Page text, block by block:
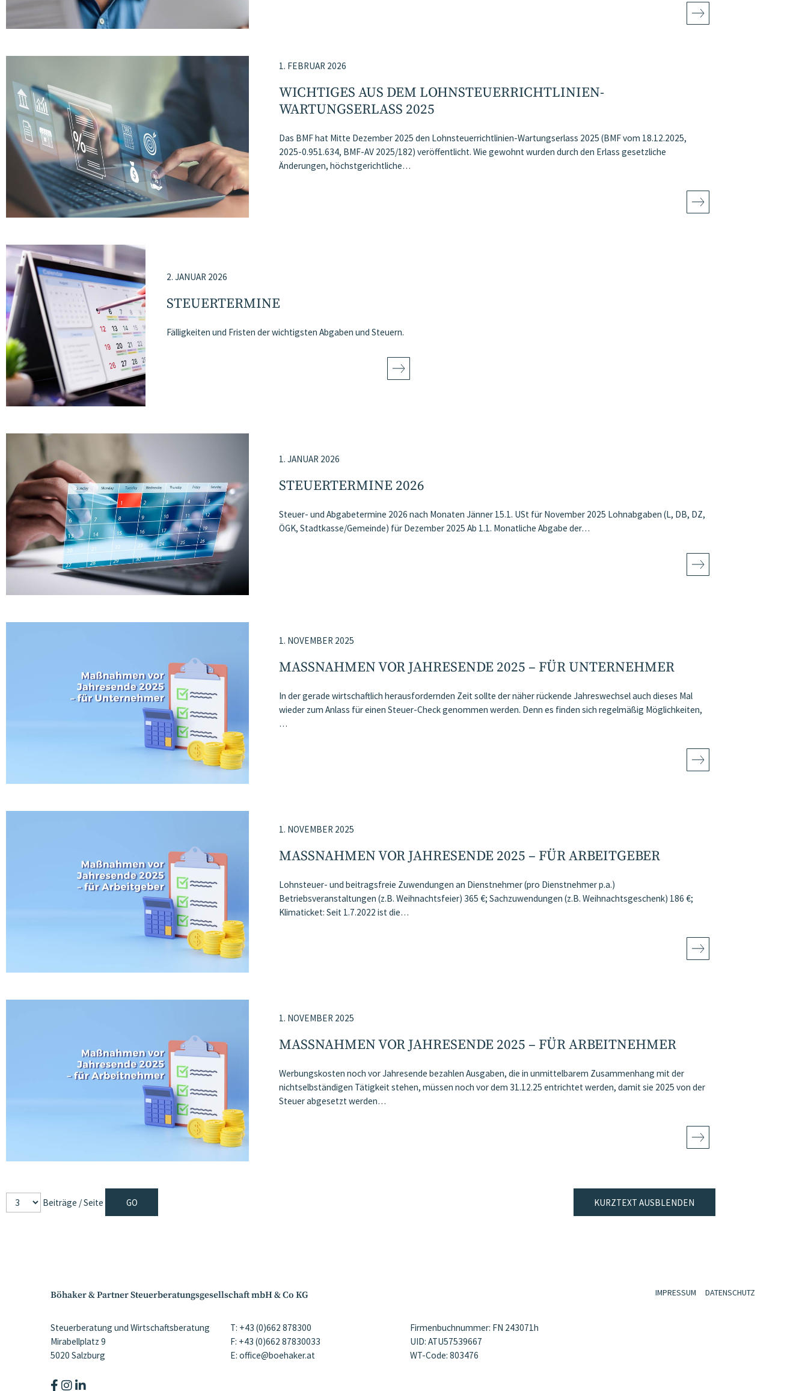
1. FEBRUAR 2026
WICHTIGES AUS DEM LOHNSTEUERRICHTLINIEN-
WARTUNGSERLASS 2025
Das BMF hat Mitte Dezember 2025 den Lohnsteuerrichtlinien-Wartungserlass 2025 (BMF vom 18.12.2025,
2025-0.951.634, BMF-AV 2025/182) veröffentlicht. Wie gewohnt wurden durch den Erlass gesetzliche
Änderungen, höchstgerichtliche…
2. JANUAR 2026
STEUERTERMINE
Fälligkeiten und Fristen der wichtigsten Abgaben und Steuern.
1. JANUAR 2026
STEUERTERMINE 2026
Steuer- und Abgabetermine 2026 nach Monaten Jänner 15.1. USt für November 2025 Lohnabgaben (L, DB, DZ,
ÖGK, Stadtkasse/Gemeinde) für Dezember 2025 Ab 1.1. Monatliche Abgabe der…
1. NOVEMBER 2025
MASSNAHMEN VOR JAHRESENDE 2025 – FÜR UNTERNEHMER
In der gerade wirtschaftlich herausfordernden Zeit sollte der näher rückende Jahreswechsel auch dieses Mal
wieder zum Anlass für einen Steuer-Check genommen werden. Denn es finden sich regelmäßig Möglichkeiten,
…
1. NOVEMBER 2025
MASSNAHMEN VOR JAHRESENDE 2025 – FÜR ARBEITGEBER
Lohnsteuer- und beitragsfreie Zuwendungen an Dienstnehmer (pro Dienstnehmer p.a.)
Betriebsveranstaltungen (z.B. Weihnachtsfeier) 365 €; Sachzuwendungen (z.B. Weihnachtsgeschenk) 186 €;
Klimaticket: Seit 1.7.2022 ist die…
1. NOVEMBER 2025
MASSNAHMEN VOR JAHRESENDE 2025 – FÜR ARBEITNEHMER
Werbungskosten noch vor Jahresende bezahlen Ausgaben, die in unmittelbarem Zusammenhang mit der
nichtselbständigen Tätigkeit stehen, müssen noch vor dem 31.12.25 entrichtet werden, damit sie 2025 von der
Steuer abgesetzt werden…
Beiträge / Seite KURZTEXT AUSBLENDEN
Böhaker & Partner Steuerberatungsgesellschaft mbH & Co KG
Steuerberatung und Wirtschaftsberatung
Mirabellplatz 9
5020 Salzburg
T: +43 (0)662 878300
F: +43 (0)662 87830033
E: office@boehaker.at
Firmenbuchnummer: FN 243071h
UID: ATU57539667
WT-Code: 803476
IMPRESSUM DATENSCHUTZ